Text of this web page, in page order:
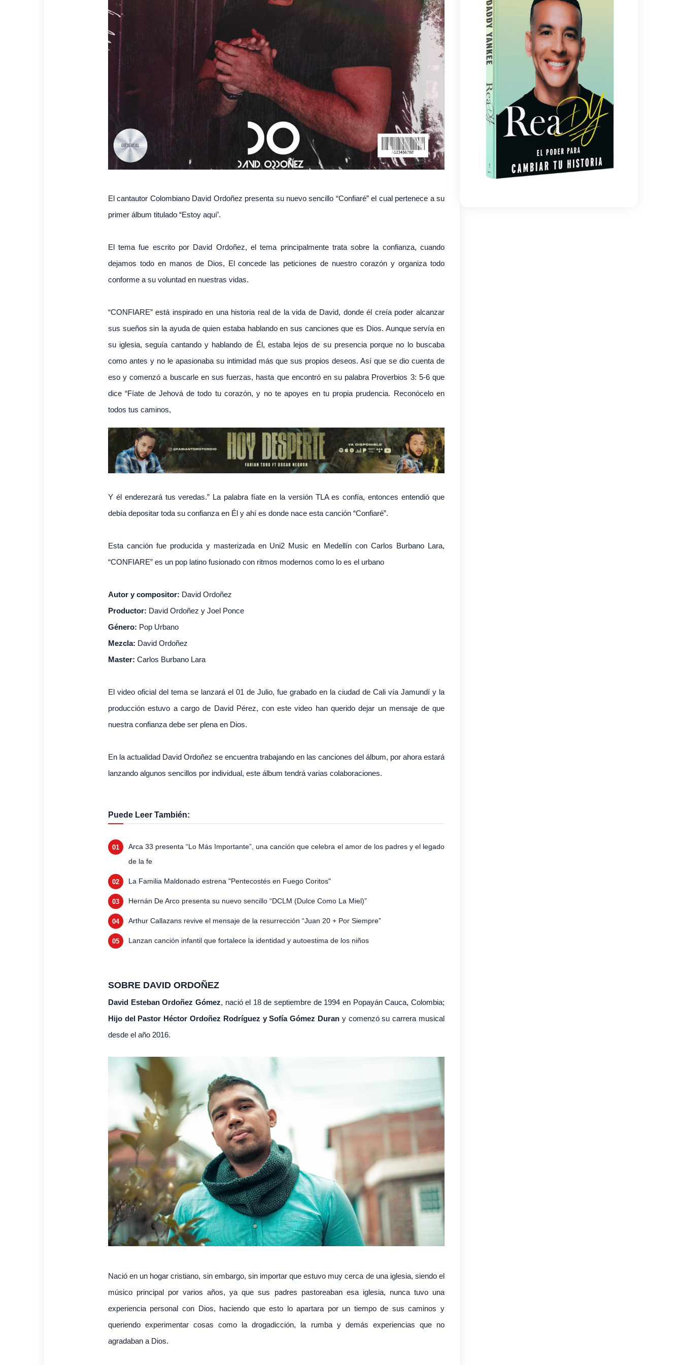
El cantautor Colombiano David Ordoñez presenta su nuevo sencillo “Confiaré” el cual pertenece a su
primer álbum titulado “Estoy aquí’.
El tema fue escrito por David Ordoñez, el tema principalmente trata sobre la confianza, cuando
dejamos todo en manos de Dios, El concede las peticiones de nuestro corazón y organiza todo
conforme a su voluntad en nuestras vidas.
“CONFIARE” está inspirado en una historia real de la vida de David, donde él creía poder alcanzar
sus sueños sin la ayuda de quien estaba hablando en sus canciones que es Dios. Aunque servía en
su iglesia, seguía cantando y hablando de Él, estaba lejos de su presencia porque no lo buscaba
como antes y no le apasionaba su intimidad más que sus propios deseos. Así que se dio cuenta de
eso y comenzó a buscarle en sus fuerzas, hasta que encontró en su palabra Proverbios 3: 5-6 que
dice “Fíate de Jehová de todo tu corazón, y no te apoyes en tu propia prudencia. Reconócelo en
todos tus caminos,
Y él enderezará tus veredas.” La palabra fíate en la versión TLA es confía, entonces entendió que
debía depositar toda su confianza en Él y ahí es donde nace esta canción “Confiaré”.
Esta canción fue producida y masterizada en Uni2 Music en Medellín con Carlos Burbano Lara,
“CONFIARE” es un pop latino fusionado con ritmos modernos como lo es el urbano
Autor y compositor: David Ordoñez
Productor: David Ordoñez y Joel Ponce
Género: Pop Urbano
Mezcla: David Ordoñez
Master: Carlos Burbano Lara
El video oficial del tema se lanzará el 01 de Julio, fue grabado en la ciudad de Cali vía Jamundí y la
producción estuvo a cargo de David Pérez, con este video han querido dejar un mensaje de que
nuestra confianza debe ser plena en Dios.
En la actualidad David Ordoñez se encuentra trabajando en las canciones del álbum, por ahora estará
lanzando algunos sencillos por individual, este álbum tendrá varias colaboraciones.
Puede Leer También:
Arca 33 presenta “Lo Más Importante”, una canción que celebra el amor de los padres y el legado
de la fe
La Familia Maldonado estrena "Pentecostés en Fuego Coritos"
Hernán De Arco presenta su nuevo sencillo “DCLM (Dulce Como La Miel)”
Arthur Callazans revive el mensaje de la resurrección “Juan 20 + Por Siempre”
Lanzan canción infantil que fortalece la identidad y autoestima de los niños
SOBRE DAVID ORDOÑEZ
David Esteban Ordoñez Gómez, nació el 18 de septiembre de 1994 en Popayán Cauca, Colombia;
Hijo del Pastor Héctor Ordoñez Rodríguez y Sofía Gómez Duran y comenzó su carrera musical
desde el año 2016.
Nació en un hogar cristiano, sin embargo, sin importar que estuvo muy cerca de una iglesia, siendo el
músico principal por varios años, ya que sus padres pastoreaban esa iglesia, nunca tuvo una
experiencia personal con Dios, haciendo que esto lo apartara por un tiempo de sus caminos y
queriendo experimentar cosas como la drogadicción, la rumba y demás experiencias que no
agradaban a Dios.